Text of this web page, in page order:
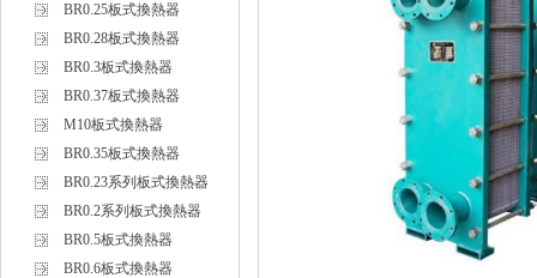
BR0.25板式換熱器
BR0.28板式換熱器
BR0.3板式換熱器
BR0.37板式換熱器
M10板式換熱器
BR0.35板式換熱器
BR0.23系列板式換熱器
BR0.2系列板式換熱器
BR0.5板式換熱器
BR0.6板式換熱器